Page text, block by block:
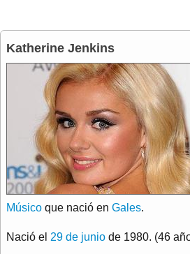
Katherine Jenkins
Músico que nació en Gales.
Nació el 29 de junio de 1980. (46